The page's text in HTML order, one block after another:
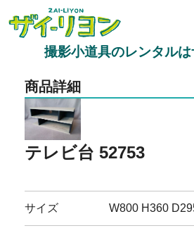
撮影小道具のレンタル
商品詳細
テレビ台 52753
サイズ W800 H360